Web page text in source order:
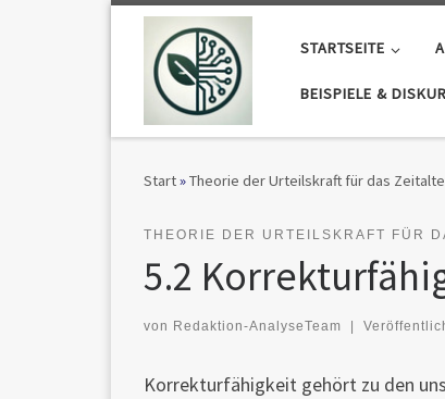
STARTSEITE
BEISPIELE &
Start»Theorie der Urteilskraft für das
THEORIE DER URTEILSKRAFT FÜR
5.2
von Redaktion-AnalyseTeam
Korrekturfähigkeit gehört zu den